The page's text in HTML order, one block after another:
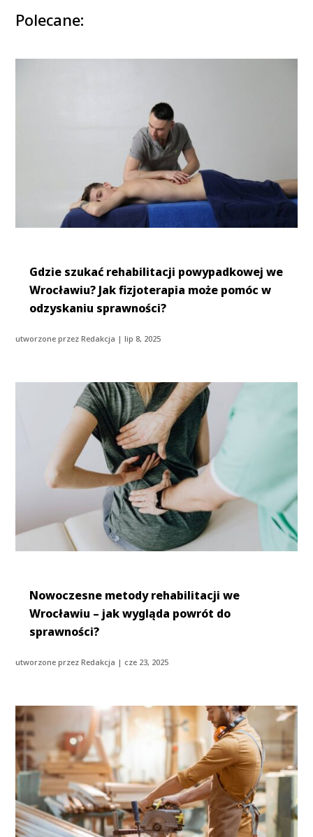
Polecane:
Gdzie szukać rehabilitacji powypadkowej we
Wrocławiu? Jak fizjoterapia może pomóc w
odzyskaniu sprawności?
utworzone przezRedakcja |lip 8, 2025
Nowoczesne metody rehabilitacji we
Wrocławiu – jak wygląda powrót do
sprawności?
utworzone przezRedakcja | cze 23, 2025